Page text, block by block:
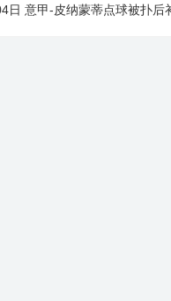
日 意甲-皮纳蒙蒂点球被扑后